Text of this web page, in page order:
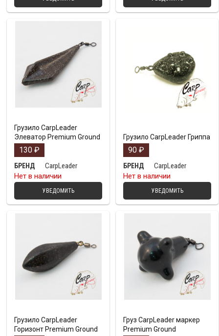
Грузило CarpLeader
Элеватор Premium Ground
130 ₽
БРЕНД
CarpLeader
Нет в наличии
УВЕДОМИТЬ
Грузило CarpLeader Гриппа
90 ₽
БРЕНД
CarpLeader
Нет в наличии
УВЕДОМИТЬ
Грузило CarpLeader
Горизонт Premium Ground
Груз CarpLeader маркер
Premium Ground